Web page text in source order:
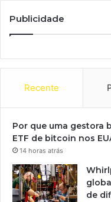
Publicidade
Recente
Por que uma gestora
ETF de bitcoin nos
14 horas atrás
de